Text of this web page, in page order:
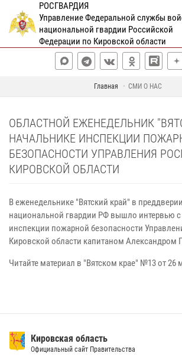
РОСГВАРДИЯ
Управление Федеральной службы
национальной гвардии Российской
Федерации по Кировской области
Главная СМИ О НАС
ОБЛАСТНОЙ ЕЖЕНЕДЕЛЬНИК
НАЧАЛЬНИКЕ ИНСПЕКЦИИ
БЕЗОПАСНОСТИ УПРАВЛЕНИЯ
КИРОВСКОЙ ОБЛАСТИ
В еженедельнике "Вятский край" в
национальной гвардии РФ вышло интервью
инспекции пожарной безопасности
Кировской области капитаном Александром
Читайте материал в "Вятском крае" №13 от 26
Кировская область
Официальный сайт Правительства